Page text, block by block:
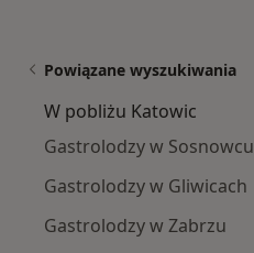
Powiązane wyszukiwania
W pobliżu Katowic
Gastrolodzy w Sosnowcu
Gastrolodzy w Gliwicach
Gastrolodzy w Zabrzu